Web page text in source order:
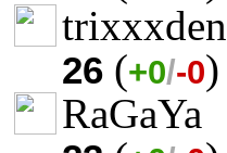
trixxxden
26 (+0/-0)
RaGaYa